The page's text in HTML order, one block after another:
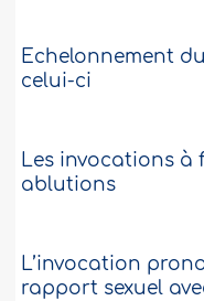
Echelonnement
celui-ci
Les invocations à
ablutions
L’invocation
rapport sexuel